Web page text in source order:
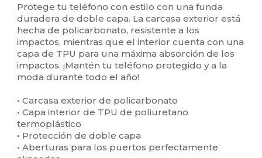
Protege tu teléfono con estilo con una funda
duradera de doble capa. La carcasa exterior está
hecha de policarbonato, resistente a los
impactos, mientras que el interior cuenta con una
capa de TPU para una máxima absorción de los
impactos. ¡Mantén tu teléfono protegido y a la
moda durante todo el año!
• Carcasa exterior de policarbonato
• Capa interior de TPU de poliuretano
termoplástico
• Protección de doble capa
• Aberturas para los puertos perfectamente